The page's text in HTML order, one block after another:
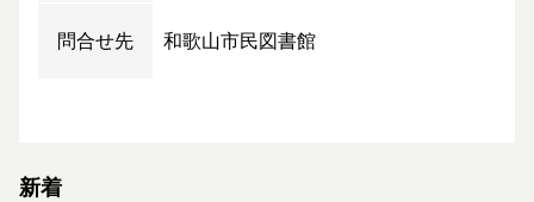
問合せ先 和歌山市民図書館
新着